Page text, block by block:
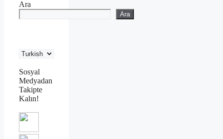
Ara
Ara
Sosyal
Medyadan
Takipte
Kalın!